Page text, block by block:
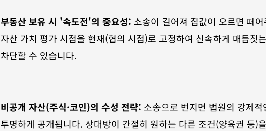
부동산 보유 시 '속도전'의 중요성: 소송이 길어져 집값이 오르면 떼
자산 가치 평가 시점을 현재(협의 시점)로 고정하여 신속하게 매듭짓
차단할 수 있습니다.
비공개 자산(주식·코인)의 수성 전략: 소송으로 번지면 법원의 강제
투명하게 공개됩니다. 상대방이 간절히 원하는 다른 조건(양육권 등)